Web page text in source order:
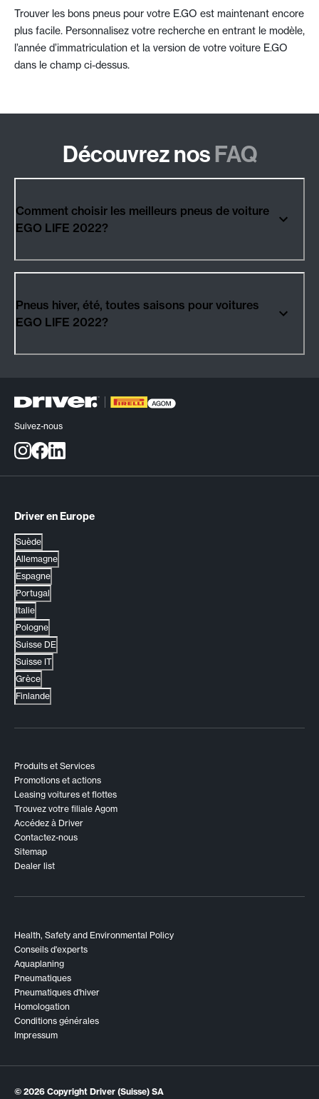
Trouver les bons pneus pour votre E.GO est maintenant encore
plus facile. Personnalisez votre recherche en entrant le modèle,
l’année d’immatriculation et la version de votre voiture E.GO
dans le champ ci-dessus.
Découvrez nosFAQ
Comment choisir les meilleurs pneus de voiture
EGO LIFE 2022?
Pneus hiver, été, toutes saisons pour voitures
EGO LIFE 2022?
Suivez-nous
Driver en Europe
Suède
Allemagne
Espagne
Portugal
Italie
Pologne
Suisse DE
Suisse IT
Grèce
Finlande
Produits et Services
Promotions et actions
Leasing voitures et flottes
Trouvez votre filiale Agom
Accédez à Driver
Contactez-nous
Sitemap
Dealer list
Health, Safety and Environmental Policy
Conseils d'experts
Aquaplaning
Pneumatiques
Pneumatiques d'hiver
Homologation
Conditions générales
Impressum
© 2026 Copyright Driver (Suisse) SA